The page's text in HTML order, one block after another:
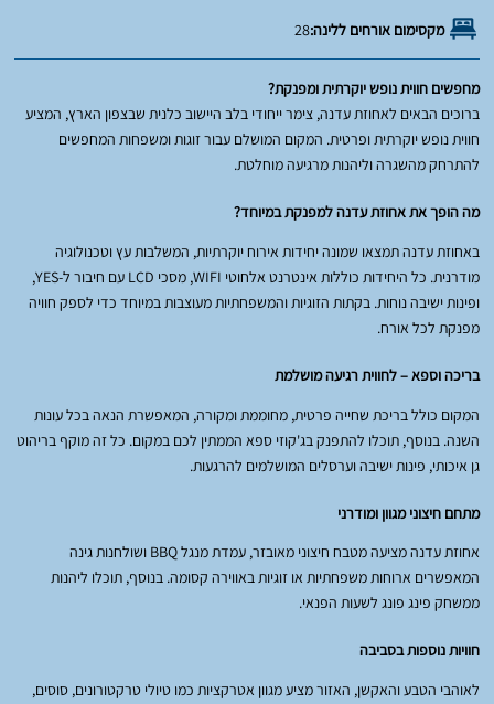
מקסימום אורחים ללינה:28
מחפשים חווית נופש יוקרתית ומפנקת?
ברוכים הבאים לאחוזת עדנה, צימר ייחודי בלב היישוב כלנית שבצפון הארץ, המציע
חווית נופש יוקרתית ופרטית. המקום המושלם עבור זוגות ומשפחות המחפשים
להתרחק מהשגרה וליהנות מרגיעה מוחלטת.
מה הופך את אחוזת עדנה למפנקת במיוחד?
באחוזת עדנה תמצאו שמונה יחידות אירוח יוקרתיות, המשלבות עץ וטכנולוגיה
מודרנית. כל היחידות כוללות אינטרנט אלחוטי WIFI, מסכי LCD עם חיבור ל-YES,
ופינות ישיבה נוחות. בקתות הזוגיות והמשפחתיות מעוצבות במיוחד כדי לספק חוויה
מפנקת לכל אורח.
בריכה וספא – לחווית רגיעה מושלמת
המקום כולל בריכת שחייה פרטית, מחוממת ומקורה, המאפשרת הנאה בכל עונות
השנה. בנוסף, תוכלו להתפנק בג'קוזי ספא הממתין לכם במקום. כל זה מוקף בריהוט
גן איכותי, פינות ישיבה וערסלים המושלמים להרגעות.
מתחם חיצוני מגוון ומודרני
אחוזת עדנה מציעה מטבח חיצוני מאובזר, עמדת מנגל BBQ ושולחנות גינה
המאפשרים ארוחות משפחתיות או זוגיות באווירה קסומה. בנוסף, תוכלו ליהנות
ממשחק פינג פונג לשעות הפנאי.
חוויות נוספות בסביבה
לאוהבי הטבע והאקשן, האזור מציע מגוון אטרקציות כמו טיולי טרקטורונים, סוסים,